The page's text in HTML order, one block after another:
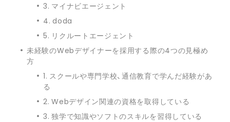
3. マイナビエージェント
4. doda
5. リクルートエージェント
未経験のWebデザイナーを採用する際の4つの見極め
方
1. スクールや専門学校、通信教育で学んだ経験があ
る
2. Webデザイン関連の資格を取得している
3. 独学で知識やソフトのスキルを習得している